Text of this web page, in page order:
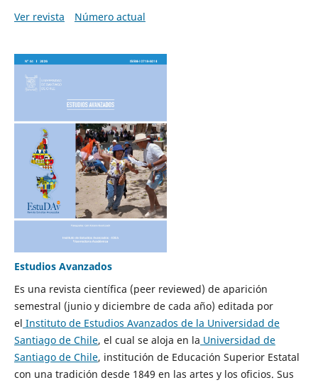
Ver revista
Número actual
Estudios Avanzados
Es una revista científica (peer reviewed) de aparición
semestral (junio y diciembre de cada año) editada por
el Instituto de Estudios Avanzados de la Universidad de
Santiago de Chile, el cual se aloja en la Universidad de
Santiago de Chile, institución de Educación Superior Estatal
con una tradición desde 1849 en las artes y los oficios. Sus